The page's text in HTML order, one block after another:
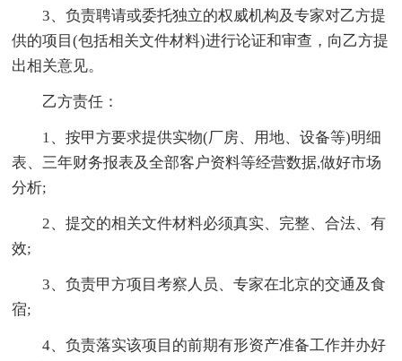
3、负责聘请或委托独立的权威机构及专家对乙方提
供的项目(包括相关文件材料)进行论证和审查，向乙方提
出相关意见。
乙方责任：
1、按甲方要求提供实物(厂房、用地、设备等)明细
表、三年财务报表及全部客户资料等经营数据,做好市场
分析;
2、提交的相关文件材料必须真实、完整、合法、有
效;
3、负责甲方项目考察人员、专家在北京的交通及食
宿;
4、负责落实该项目的前期有形资产准备工作并办好